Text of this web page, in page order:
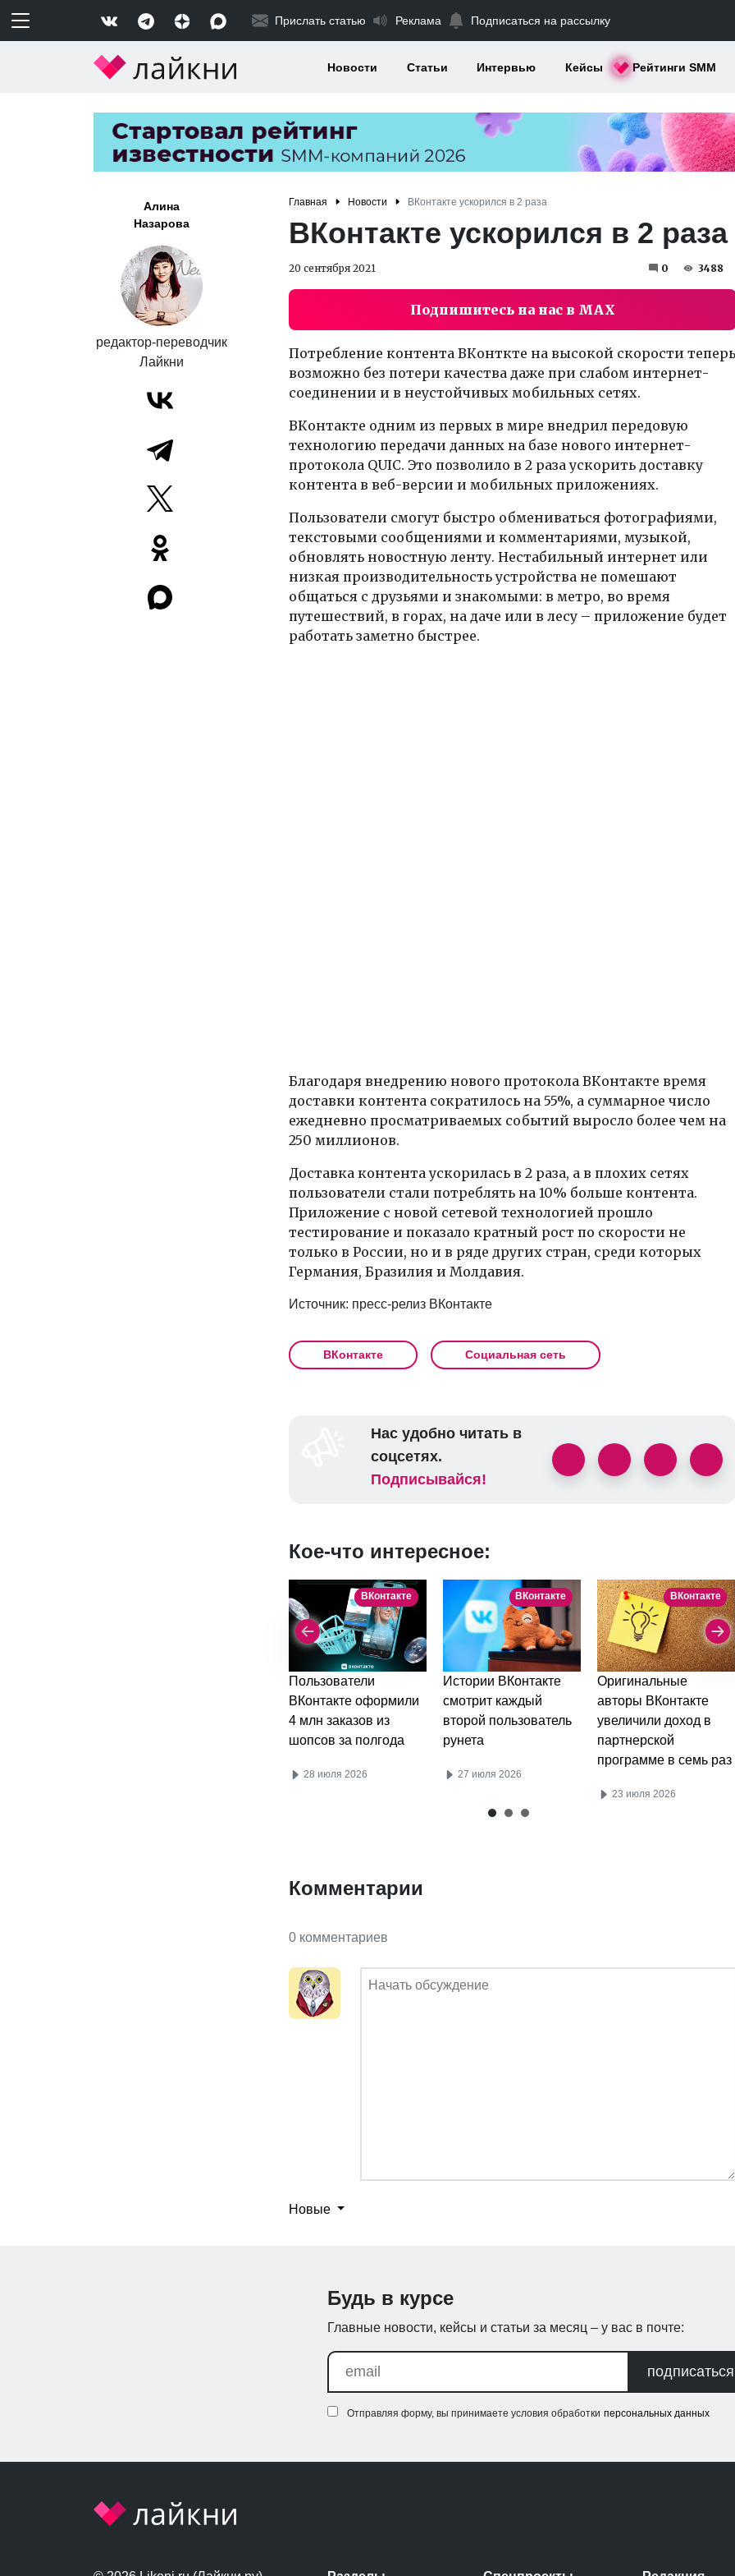
Прислать статью Реклама Подписаться на рассылку
Новости Статьи Интервью Кейсы Рейтинги SMM
Алина
Назарова
редактор-переводчик
Лайкни
Главная Новости ВКонтакте ускорился в 2 раза
ВКонтакте ускорился в 2 раза
20 сентября 2021 0 3488
Подпишитесь на нас в MAX
Потребление контента ВКонткте на высокой скорости теперь
возможно без потери качества даже при слабом интернет-
соединении и в неустойчивых мобильных сетях.
ВКонтакте одним из первых в мире внедрил передовую
технологию передачи данных на базе нового интернет-
протокола QUIC. Это позволило в 2 раза ускорить доставку
контента в веб-версии и мобильных приложениях.
Пользователи смогут быстро обмениваться фотографиями,
текстовыми сообщениями и комментариями, музыкой,
обновлять новостную ленту. Нестабильный интернет или
низкая производительность устройства не помешают
общаться с друзьями и знакомыми: в метро, во время
путешествий, в горах, на даче или в лесу – приложение будет
работать заметно быстрее.
Благодаря внедрению нового протокола ВКонтакте время
доставки контента сократилось на 55%, а суммарное число
ежедневно просматриваемых событий выросло более чем на
250 миллионов.
Доставка контента ускорилась в 2 раза, а в плохих сетях
пользователи стали потреблять на 10% больше контента.
Приложение с новой сетевой технологией прошло
тестирование и показало кратный рост по скорости не
только в России, но и в ряде других стран, среди которых
Германия, Бразилия и Молдавия.
Источник: пресс-релиз ВКонтакте
ВКонтакте Социальная сеть
Нас удобно читать в
соцсетях.
Подписывайся!
Кое-что интересное:
ВКонтакте
Пользователи
ВКонтакте оформили
4 млн заказов из
шопсов за полгода
28 июля 2026
ВКонтакте
Истории ВКонтакте
смотрит каждый
второй пользователь
рунета
27 июля 2026
ВКонтакте
Оригинальные
авторы ВКонтакте
увеличили доход в
партнерской
программе в семь раз
23 июля 2026
Комментарии
0 комментариев
Новые
Будь в курсе
Главные новости, кейсы и статьи за месяц – у вас в почте:
подписаться
Отправляя форму, вы принимаете условия обработки персональных данных